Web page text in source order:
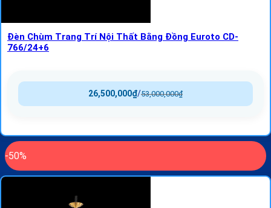
Đèn Chùm Trang Trí Nội Thất Bằng Đồng Euroto CD-
766/24+6
53,000,000₫
/
26,500,000₫
-50%